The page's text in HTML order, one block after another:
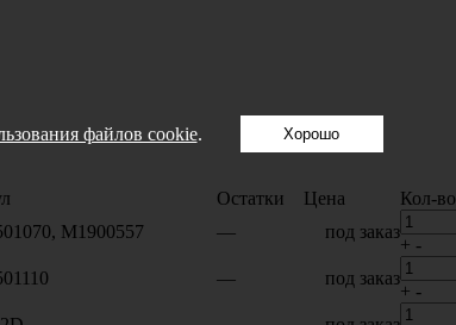
Остатки Цена Кол-во
M1900557 — под заказ
+ -
— под заказ
+ -
файлов cookie. Хорошо